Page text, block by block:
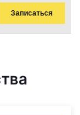
Записаться